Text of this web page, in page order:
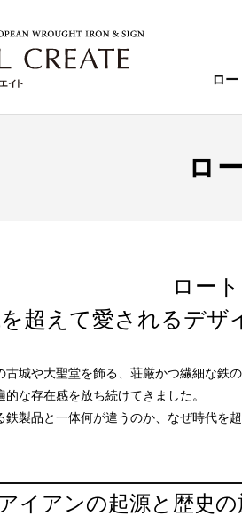
ロ
ロ
ロー
超えて愛されるデザ
古城や大聖堂を飾る、荘厳かつ繊細な鉄
的な存在感を放ち続けてきました。
鉄製品と一体何が違うのか、なぜ時代を
イアンの起源と歴史の